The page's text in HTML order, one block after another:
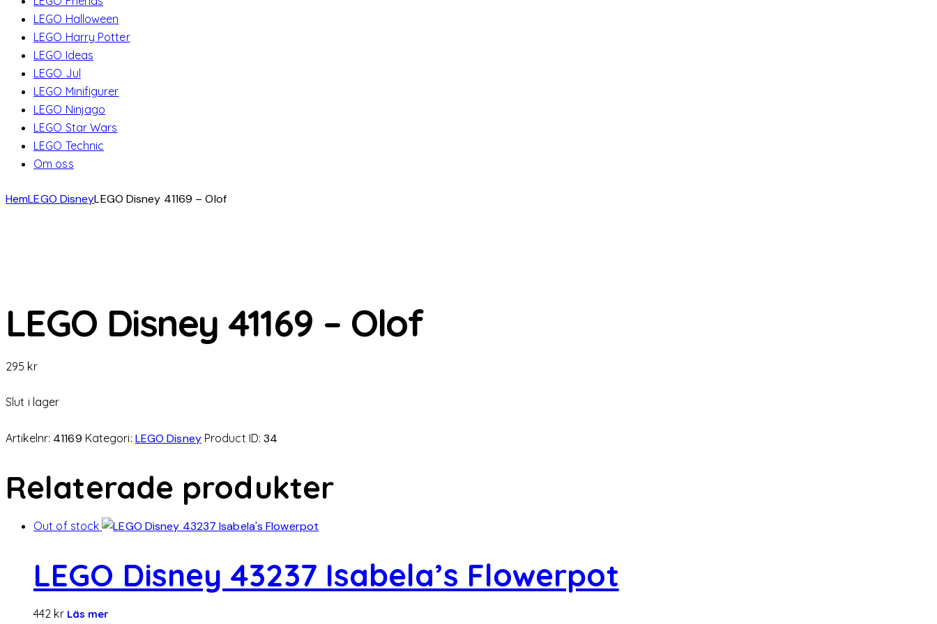
LEGO Halloween
LEGO Harry Potter
LEGO Ideas
LEGO Jul
LEGO Minifigurer
LEGO Ninjago
LEGO Star Wars
LEGO Technic
Om oss
HemLEGO DisneyLEGO Disney 41169 – Olof
LEGO Disney 41169 – Olof
295 kr
Slut i lager
Artikelnr: 41169 Kategori: LEGO Disney Product ID:34
Relaterade produkter
Out of stock
LEGO Disney 43237 Isabela’s Flowerpot
442 kr Läs mer